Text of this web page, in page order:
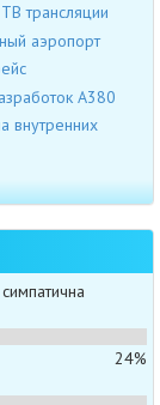
трансляции
аэропорт
A380
внутренних
24%